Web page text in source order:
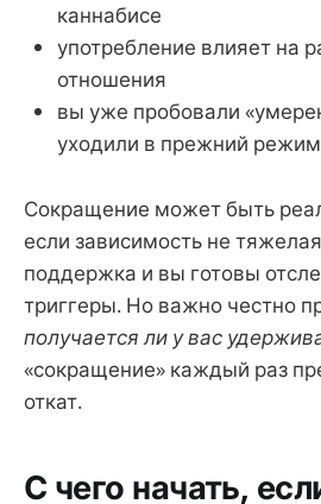
каннабисе
употребление влияет на
отношения
вы уже пробовали
уходили в прежний режим
Сокращение может быть
если зависимость не
поддержка и вы готовы
триггеры. Но важно честно
получается ли у вас
«сокращение» каждый раз
откат.
С чего начать,